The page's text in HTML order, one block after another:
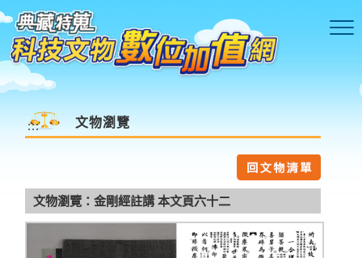
跳到主要內容區塊
::: 文物瀏覽
文物瀏覽：金剛經註講 本文頁六十二